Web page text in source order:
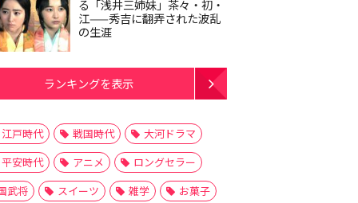
る「浅井三姉妹」茶々・初・
江——秀吉に翻弄された波乱
の生涯
ランキングを表示
江戸時代 戦国時代
大河ドラマ
平安時代
アニメ
ロングセラー
武将
スイーツ 雑学
お菓子